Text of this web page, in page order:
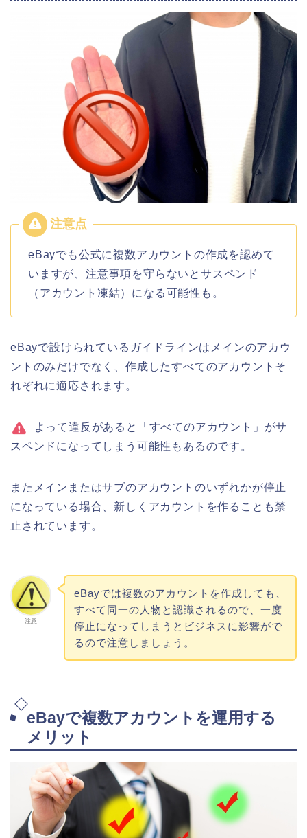
eBayでも公式に複数アカウントの作成を認めて
いますが、注意事項を守らないとサスペンド
（アカウント凍結）になる可能性も。
eBayで設けられているガイドラインはメインのアカウ
ントのみだけでなく、作成したすべてのアカウントそ
れぞれに適応されます。
よって違反があると「すべてのアカウント」がサ
スペンドになってしまう可能性もあるのです。
またメインまたはサブのアカウントのいずれかが停止
になっている場合、新しくアカウントを作ることも禁
止されています。
注意
eBayでは複数のアカウントを作成しても、
すべて同一の人物と認識されるので、一度
停止になってしまうとビジネスに影響がで
るので注意しましょう。
eBayで複数アカウントを運用する
メリット